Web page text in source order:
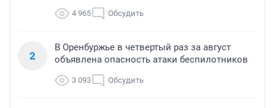
4 965 Обсудить
2
В Оренбуржье в четвертый раз за август
объявлена опасность атаки беспилотников
3 093 Обсудить